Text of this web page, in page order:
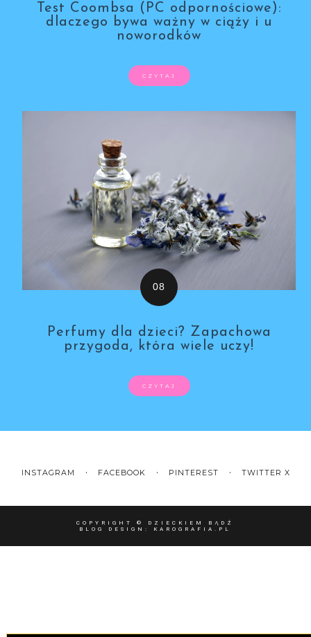
Test Coombsa (PC odpornościowe):
dlaczego bywa ważny w ciąży i u
noworodków
CZYTAJ
Perfumy dla dzieci? Zapachowa
przygoda, która wiele uczy!
CZYTAJ
INSTAGRAM FACEBOOK PINTEREST TWITTER X
COPYRIGHT © DZIECKIEM BĄDŹ
BLOG DESIGN: KAROGRAFIA.PL